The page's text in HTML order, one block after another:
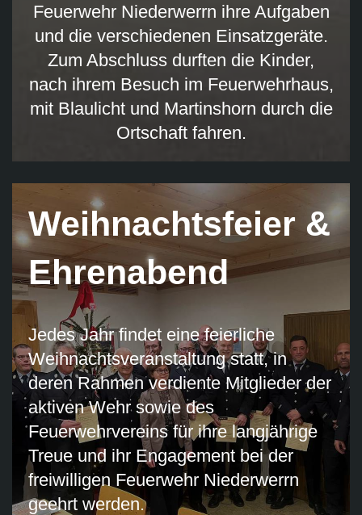
Feuerwehr Niederwerrn ihre Aufgaben
und die verschiedenen Einsatzgeräte.
Zum Abschluss durften die Kinder,
nach ihrem Besuch im Feuerwehrhaus,
mit Blaulicht und Martinshorn durch die
Ortschaft fahren.
Weihnachtsfeier &
Ehrenabend
Jedes Jahr findet eine feierliche
Weihnachtsveranstaltung statt, in
deren Rahmen verdiente Mitglieder der
aktiven Wehr sowie des
Feuerwehrvereins für ihre langjährige
Treue und ihr Engagement bei der
freiwilligen Feuerwehr Niederwerrn
geehrt werden.